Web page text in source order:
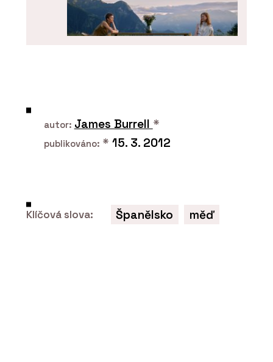
BeOak by Javorina
autor: James Burrell *
publikováno: * 15. 3. 2012
Klíčová slova: Španělsko měď